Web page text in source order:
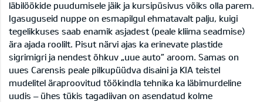
läbilöökide puudumisele jäik ja kursipüsivus võiks olla parem.
Igasuguseid nuppe on esmapilgul ehmatavalt palju, kuigi
tegelikkuses saab enamik asjadest (peale kliima seadmise)
ära ajada roolilt. Pisut närvi ajas ka erinevate plastide
sigrimigri ja nendest õhkuv „uue auto” aroom. Samas on
uues Carensis peale pilkupüüdva disaini ja KIA teistel
mudelitel äraproovitud töökindla tehnika ka läbimurdeline
uudis – ühes tükis tagadiivan on asendatud kolme